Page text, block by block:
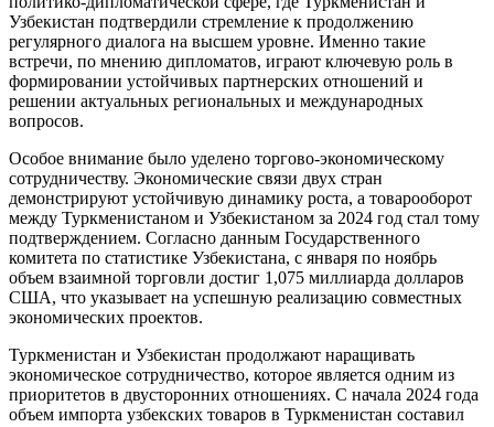
Узбекистан подтвердили стремление к продолжению
регулярного диалога на высшем уровне. Именно такие
встречи, по мнению дипломатов, играют ключевую роль в
формировании устойчивых партнерских отношений и
решении актуальных региональных и международных
вопросов.
Особое внимание было уделено торгово-экономическому
сотрудничеству. Экономические связи двух стран
демонстрируют устойчивую динамику роста, а товарооборот
между Туркменистаном и Узбекистаном за 2024 год стал тому
подтверждением. Согласно данным Государственного
комитета по статистике Узбекистана, с января по ноябрь
объем взаимной торговли достиг 1,075 миллиарда долларов
США, что указывает на успешную реализацию совместных
экономических проектов.
Туркменистан и Узбекистан продолжают наращивать
экономическое сотрудничество, которое является одним из
приоритетов в двусторонних отношениях. С начала 2024 года
объем импорта узбекских товаров в Туркменистан составил